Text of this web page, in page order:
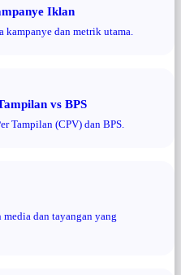
Iklan
dan metrik utama.
vs BPS
Tampilan (CPV) dan BPS.
dan tayangan yang